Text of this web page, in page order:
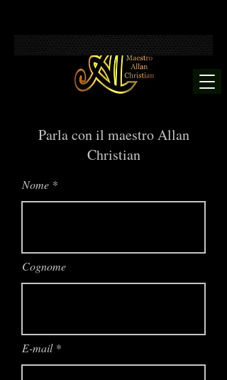
Parla con il maestro Allan
Christian
Nome
Cognome
E-mail